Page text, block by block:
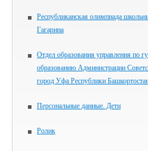
Республиканская олимпиада
Гагарина
Отдел образования управления по
образованию Администрации
город Уфа Республики
Персональные данные. Дети
Ролик